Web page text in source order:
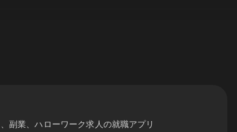
副業、ハローワーク求人の就職アプリ